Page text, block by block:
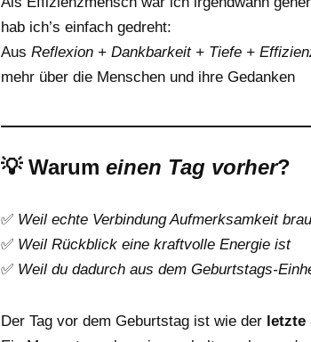
hab ich’s einfach gedreht:
Aus Reflexion + Dankbarkeit + Tiefe +
mehr über die Menschen und ihre Gedanken
💡 Warum einen Tag vorher?
✅ Weil echte Verbindung Aufmerksamkeit
✅ Weil Rückblick eine kraftvolle Energie ist
✅ Weil du dadurch aus dem Geburtstags-
Der Tag vor dem Geburtstag ist wie der letzte